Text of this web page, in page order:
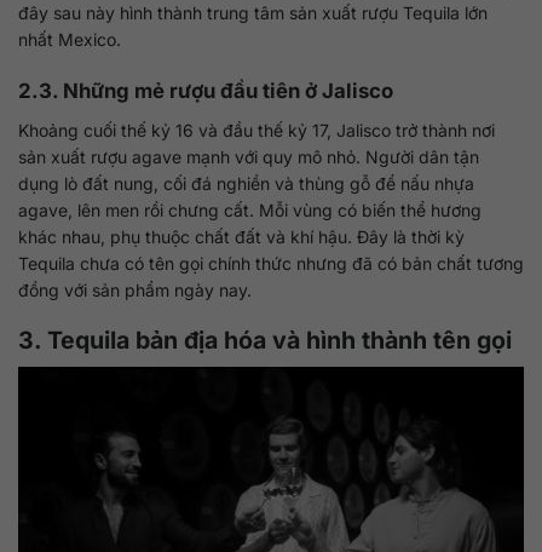
đây sau này hình thành trung tâm sản xuất rượu Tequila lớn
nhất Mexico.
2.3. Những mẻ rượu đầu tiên ở Jalisco
Khoảng cuối thế kỷ 16 và đầu thế kỷ 17, Jalisco trở thành nơi
sản xuất rượu agave mạnh với quy mô nhỏ. Người dân tận
dụng lò đất nung, cối đá nghiền và thùng gỗ để nấu nhựa
agave, lên men rồi chưng cất. Mỗi vùng có biến thể hương
khác nhau, phụ thuộc chất đất và khí hậu. Đây là thời kỳ
Tequila chưa có tên gọi chính thức nhưng đã có bản chất tương
đồng với sản phẩm ngày nay.
3. Tequila bản địa hóa và hình thành tên gọi